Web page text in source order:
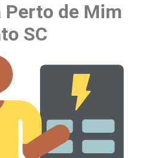
de Mim
SC